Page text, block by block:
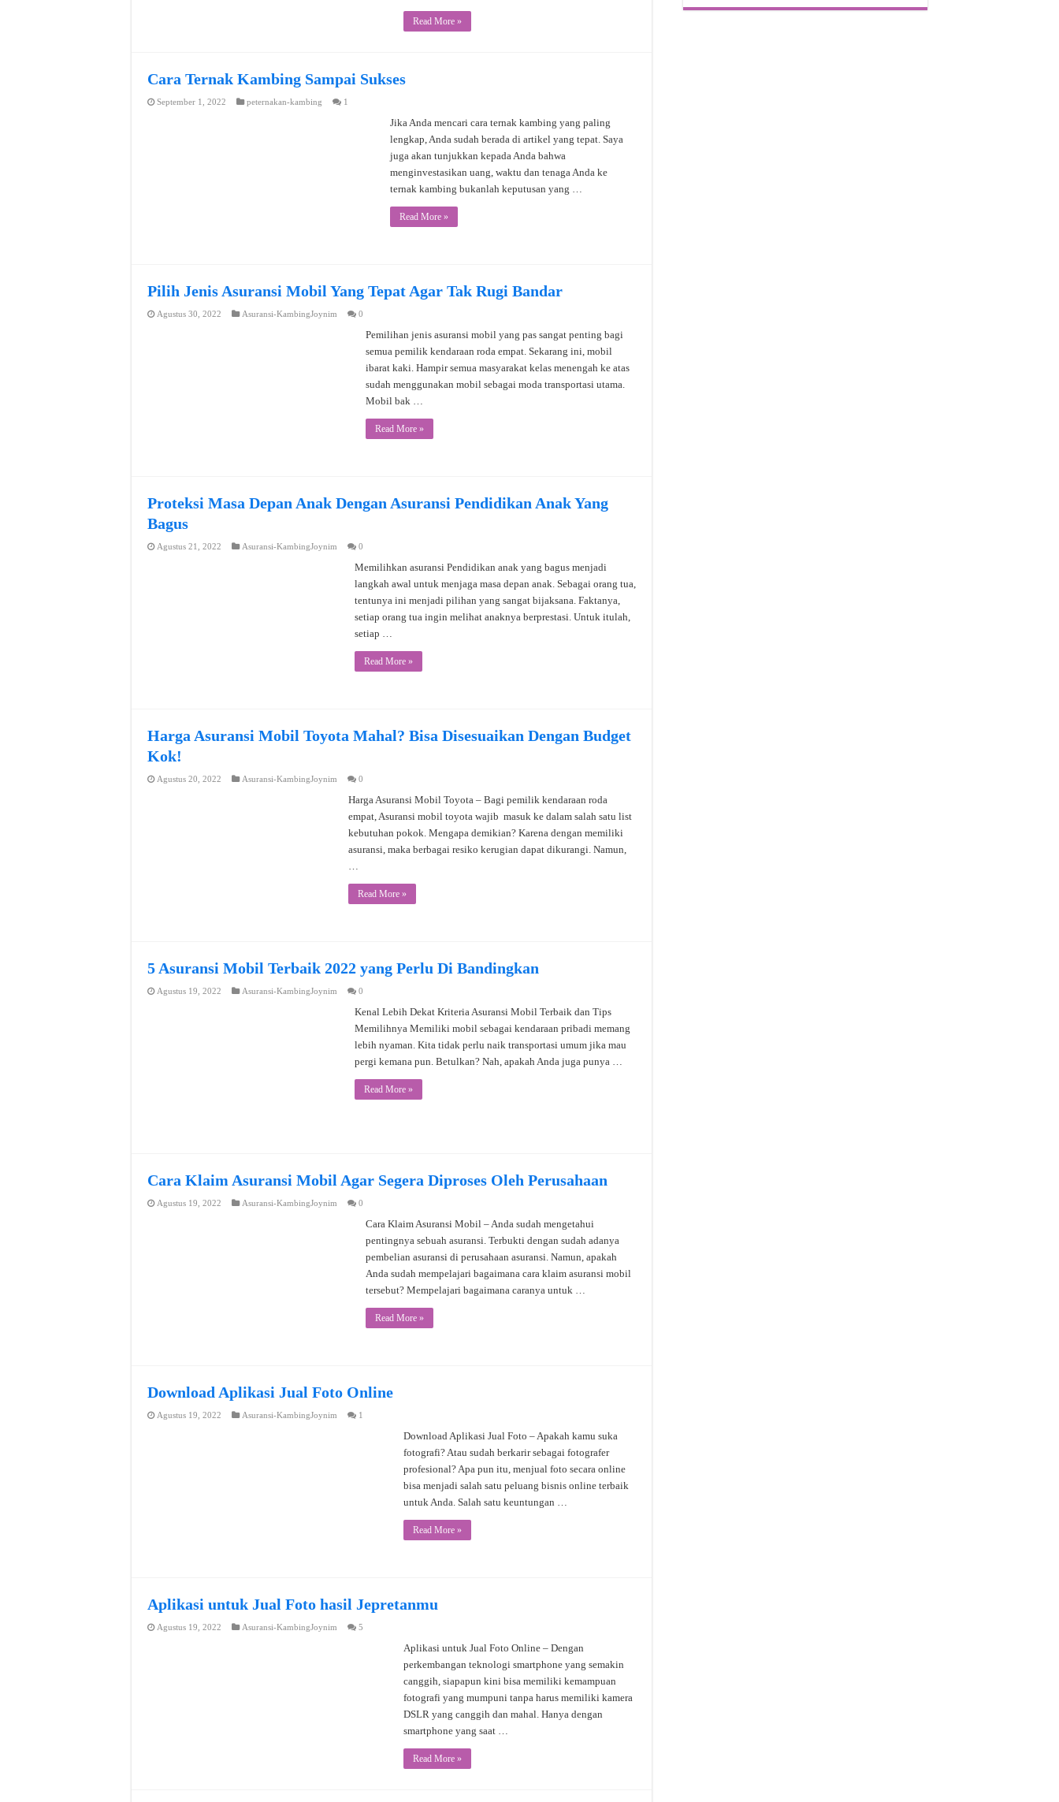
Read More »
Cara Ternak Kambing Sampai Sukses
September 1, 2022 peternakan-kambing 1
Jika Anda mencari cara ternak kambing yang paling
lengkap, Anda sudah berada di artikel yang tepat. Saya
juga akan tunjukkan kepada Anda bahwa
menginvestasikan uang, waktu dan tenaga Anda ke
ternak kambing bukanlah keputusan yang …
Read More »
Pilih Jenis Asuransi Mobil Yang Tepat Agar Tak Rugi Bandar
Agustus 30, 2022 Asuransi-KambingJoynim 0
Pemilihan jenis asuransi mobil yang pas sangat penting bagi
semua pemilik kendaraan roda empat. Sekarang ini, mobil
ibarat kaki. Hampir semua masyarakat kelas menengah ke atas
sudah menggunakan mobil sebagai moda transportasi utama.
Mobil bak …
Read More »
Proteksi Masa Depan Anak Dengan Asuransi Pendidikan Anak Yang
Bagus
Agustus 21, 2022 Asuransi-KambingJoynim 0
Memilihkan asuransi Pendidikan anak yang bagus menjadi
langkah awal untuk menjaga masa depan anak. Sebagai orang tua,
tentunya ini menjadi pilihan yang sangat bijaksana. Faktanya,
setiap orang tua ingin melihat anaknya berprestasi. Untuk itulah,
setiap …
Read More »
Harga Asuransi Mobil Toyota Mahal? Bisa Disesuaikan Dengan Budget
Kok!
Agustus 20, 2022 Asuransi-KambingJoynim 0
Harga Asuransi Mobil Toyota – Bagi pemilik kendaraan roda
empat, Asuransi mobil toyota wajib masuk ke dalam salah satu list
kebutuhan pokok. Mengapa demikian? Karena dengan memiliki
asuransi, maka berbagai resiko kerugian dapat dikurangi. Namun,
…
Read More »
5 Asuransi Mobil Terbaik 2022 yang Perlu Di Bandingkan
Agustus 19, 2022 Asuransi-KambingJoynim 0
Kenal Lebih Dekat Kriteria Asuransi Mobil Terbaik dan Tips
Memilihnya Memiliki mobil sebagai kendaraan pribadi memang
lebih nyaman. Kita tidak perlu naik transportasi umum jika mau
pergi kemana pun. Betulkan? Nah, apakah Anda juga punya …
Read More »
Cara Klaim Asuransi Mobil Agar Segera Diproses Oleh Perusahaan
Agustus 19, 2022 Asuransi-KambingJoynim 0
Cara Klaim Asuransi Mobil – Anda sudah mengetahui
pentingnya sebuah asuransi. Terbukti dengan sudah adanya
pembelian asuransi di perusahaan asuransi. Namun, apakah
Anda sudah mempelajari bagaimana cara klaim asuransi mobil
tersebut? Mempelajari bagaimana caranya untuk …
Read More »
Download Aplikasi Jual Foto Online
Agustus 19, 2022 Asuransi-KambingJoynim 1
Download Aplikasi Jual Foto – Apakah kamu suka
fotografi? Atau sudah berkarir sebagai fotografer
profesional? Apa pun itu, menjual foto secara online
bisa menjadi salah satu peluang bisnis online terbaik
untuk Anda. Salah satu keuntungan …
Read More »
Aplikasi untuk Jual Foto hasil Jepretanmu
Agustus 19, 2022 Asuransi-KambingJoynim 5
Aplikasi untuk Jual Foto Online – Dengan
perkembangan teknologi smartphone yang semakin
canggih, siapapun kini bisa memiliki kemampuan
fotografi yang mumpuni tanpa harus memiliki kamera
DSLR yang canggih dan mahal. Hanya dengan
smartphone yang saat …
Read More »